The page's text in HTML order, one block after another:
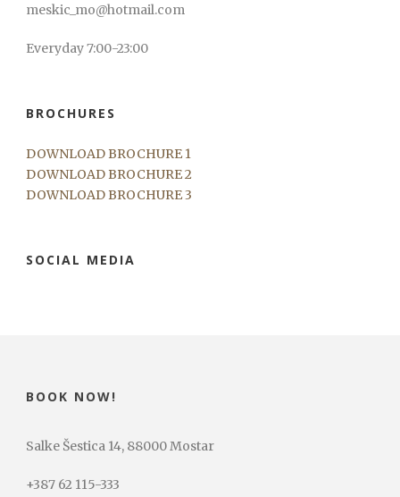
meskic_mo@hotmail.com
Everyday 7:00-23:00
BROCHURES
DOWNLOAD BROCHURE 1
DOWNLOAD BROCHURE 2
DOWNLOAD BROCHURE 3
SOCIAL MEDIA
BOOK NOW!
Salke Šestica 14, 88000 Mostar
+387 62 115-333